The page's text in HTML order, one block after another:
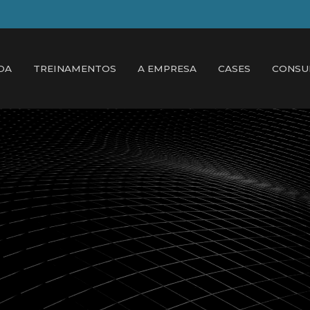
TREINAMENTOS A EMPRESA CASES